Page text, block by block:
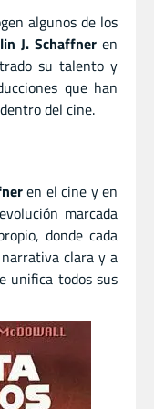
algunos de los
J. Schaffneren
su talento y
que han
del cine.
en el cine y en
marcada
donde cada
clara y a
unifica todos sus